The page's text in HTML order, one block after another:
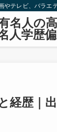
やテレビ、バラエ
名人の
人学歴
経歴｜